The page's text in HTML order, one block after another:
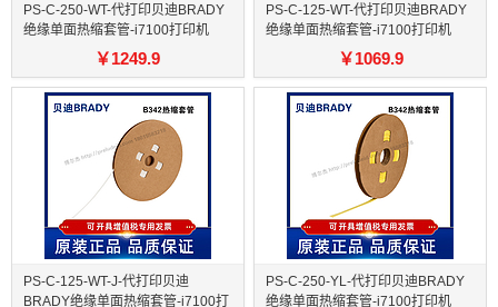
PS-C-250-WT-代打印贝迪BRADY
绝缘单面热缩套管-i7100打印机
￥1249.9
PS-C-125-WT-代打印贝迪BRADY
绝缘单面热缩套管-i7100打印机
￥1069.9
PS-C-125-WT-J-代打印贝迪
BRADY绝缘单面热缩套管-i7100打
PS-C-250-YL-代打印贝迪BRADY
绝缘单面热缩套管-i7100打印机